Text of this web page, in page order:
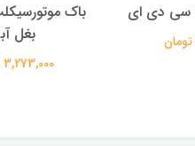
باک
بغل
3,273,000 تومان